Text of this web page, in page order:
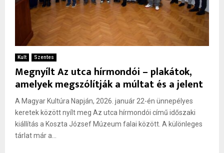
Kult Szentes
Megnyílt Az utca hírmondói – plakátok,
amelyek megszólítják a múltat és a jelent
A Magyar Kultúra Napján, 2026. január 22-én ünnepélyes
keretek között nyílt meg Az utca hírmondói című időszaki
kiállítás a Koszta József Múzeum falai között. A különleges
tárlat már a...